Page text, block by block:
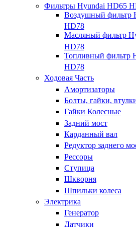
Фильтры Hyundai HD65
Воздушный фильтр
HD78
Масляный фильтр
HD78
Топливный фильтр
HD78
Ходовая Часть
Амортизаторы
Болты, гайки,
Гайки Колесные
Задний мост
Карданный вал
Редуктор заднего
Рессоры
Ступица
Шкворня
Шпильки колеса
Электрика
Генератор
Датчики